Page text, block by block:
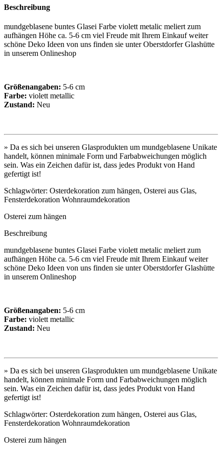
Beschreibung
mundgeblasene buntes Glasei Farbe violett metalic meliert zum
aufhängen Höhe ca. 5-6 cm viel Freude mit Ihrem Einkauf weiter
schöne Deko Ideen von uns finden sie unter Oberstdorfer Glashütte
in unserem Onlineshop
Größenangaben: 5-6 cm
Farbe: violett metallic
Zustand: Neu
» Da es sich bei unseren Glasprodukten um mundgeblasene Unikate
handelt, können minimale Form und Farbabweichungen möglich
sein. Was ein Zeichen dafür ist, dass jedes Produkt von Hand
gefertigt ist!
Schlagwörter: Osterdekoration zum hängen, Osterei aus Glas,
Fensterdekoration Wohnraumdekoration
Osterei zum hängen
Beschreibung
mundgeblasene buntes Glasei Farbe violett metalic meliert zum
aufhängen Höhe ca. 5-6 cm viel Freude mit Ihrem Einkauf weiter
schöne Deko Ideen von uns finden sie unter Oberstdorfer Glashütte
in unserem Onlineshop
Größenangaben: 5-6 cm
Farbe: violett metallic
Zustand: Neu
» Da es sich bei unseren Glasprodukten um mundgeblasene Unikate
handelt, können minimale Form und Farbabweichungen möglich
sein. Was ein Zeichen dafür ist, dass jedes Produkt von Hand
gefertigt ist!
Schlagwörter: Osterdekoration zum hängen, Osterei aus Glas,
Fensterdekoration Wohnraumdekoration
Osterei zum hängen